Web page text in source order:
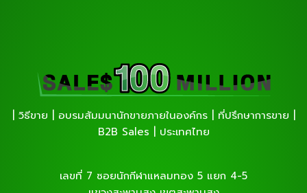
| วิธีขาย | อบรมสัมมนานักขายภายในองค์กร | ที่ปรึกษาการขาย |
B2B Sales | ประเทศไทย
เลขที่ 7 ซอยนักกีฬาแหลมทอง 5 แยก 4-5